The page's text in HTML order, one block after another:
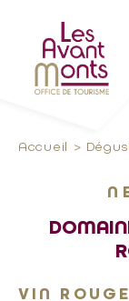
Accueil
VIN